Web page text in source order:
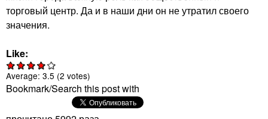
торговый центр. Да и в наши дни он не утратил своего
значения.
Like:
Average: 3.5 (2 votes)
Bookmark/Search this post with